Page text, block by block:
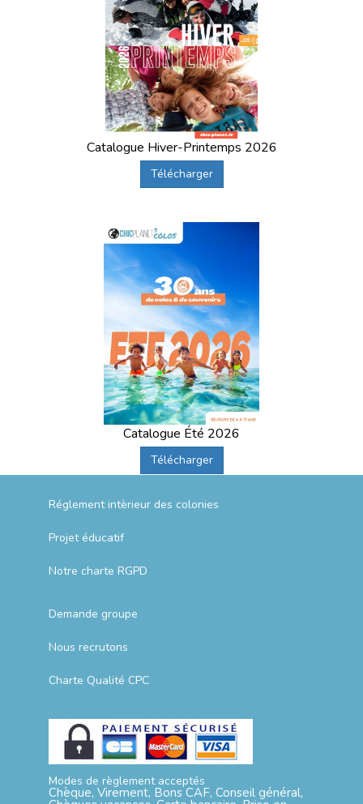
Catalogue Hiver-Printemps 2026
Télécharger
Catalogue Été 2026
Télécharger
Réglement intèrieur des colonies
Projet éducatif
Notre charte RGPD
Demande groupe
Nous recrutons
Charte Qualité CPC
Modes de règlement acceptés
Chèque, Virement, Bons CAF, Conseil général,